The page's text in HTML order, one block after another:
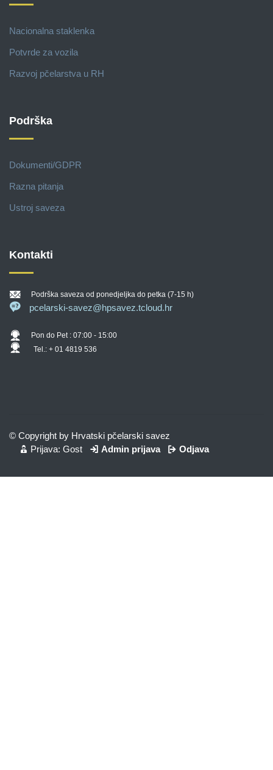
Nacionalna staklenka
Potvrde za vozila
Razvoj pčelarstva u RH
Podrška
Dokumenti/GDPR
Razna pitanja
Ustroj saveza
Kontakti
Podrška saveza od ponedjeljka do petka (7-15 h)
pcelarski-savez@hpsavez.tcloud.hr
Pon do Pet : 07:00 - 15:00
Tel.: + 01 4819 536
© Copyright by Hrvatski pčelarski savez
Prijava: Gost
Admin prijava Odjava